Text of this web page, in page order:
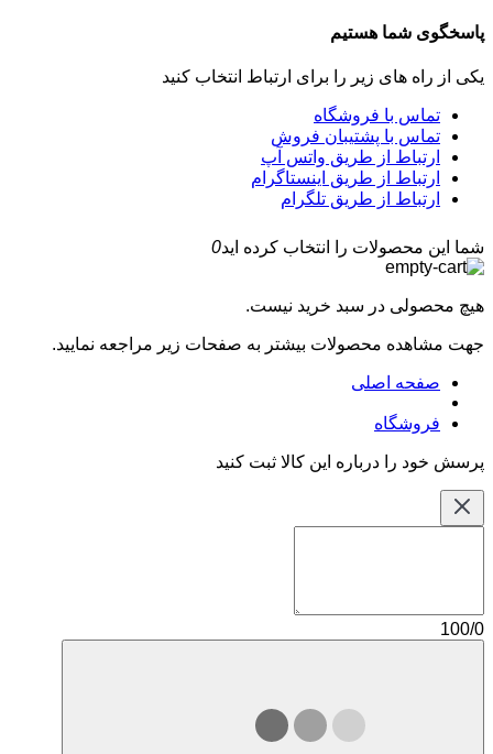
پاسخگوی شما هستیم
یکی از راه های زیر را برای ارتباط انتخاب کنید
تماس با فروشگاه
تماس با پشتیبان فروش
ارتباط از طریق واتس آپ
ارتباط از طریق اینستاگرام
ارتباط از طریق تلگرام
شما این محصولات را انتخاب کرده اید0
هیچ محصولی در سبد خرید نیست.
جهت مشاهده محصولات بیشتر به صفحات زیر مراجعه نمایید.
صفحه اصلی
فروشگاه
پرسش خود را درباره این کالا ثبت کنید
100/0